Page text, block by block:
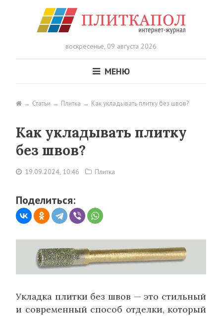
воскресенье, 09 августа 2026
МЕНЮ
Статьи Плитка Как укладывать плитку без швов?
Как укладывать плитку
без швов?
19.09.2024, 10:46 Плитка
Поделиться:
Укладка плитки без швов — это стильный
и современный способ отделки, который